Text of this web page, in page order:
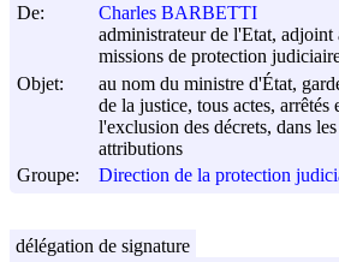
De:
Charles BARBETTI
administrateur de l'Etat, adjoint
missions de protection
Objet:
au nom du ministre d'État,
de la justice, tous actes, arrêtés
l'exclusion des décrets, dans
attributions
Groupe:
Direction de la protection
délégation de signature